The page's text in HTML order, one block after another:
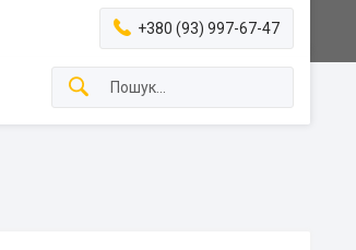
+380 (93) 997-67-47